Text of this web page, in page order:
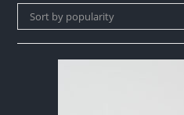
Sort by popularity